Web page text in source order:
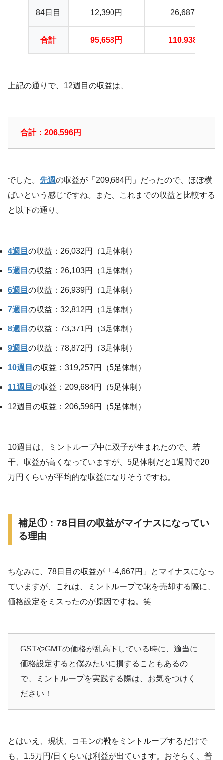
84日目 12,390円 26,687円
合計 95,658円 110.938円
上記の通りで、12週目の収益は、
合計：206,596円
でした。 先週の収益が「209,684円」だったので、ほぼ横
ばいという感じですね。また、これまでの収益と比較する
と以下の通り。
4週目 の収益：26,032円（1足体制）
5週目 の収益：26,103円（1足体制）
6週目 の収益：26,939円（1足体制）
7週目 の収益：32,812円（1足体制）
8週目 の収益：73,371円（3足体制）
9週目 の収益：78,872円（3足体制）
10週目 の収益：319,257円（5足体制）
11週目 の収益：209,684円（5足体制）
12週目の収益：206,596円（5足体制）
10週目は、ミントループ中に双子が生まれたので、若
干、収益が高くなっていますが、5足体制だと1週間で20
万円くらいが平均的な収益になりそうですね。
補足①：78日目の収益がマイナスになってい
る理由
ちなみに、78日目の収益が「-4,667円」とマイナスになっ
ていますが、これは、ミントループで靴を売却する際に、
価格設定をミスったのが原因ですね。笑
GSTやGMTの価格が乱高下している時に、適当に
価格設定すると僕みたいに損することもあるの
で、ミントループを実践する際は、お気をつけく
ださい！
とはいえ、現状、コモンの靴をミントループするだけで
も、1.5万円/日くらいは利益が出ています。おそらく、普